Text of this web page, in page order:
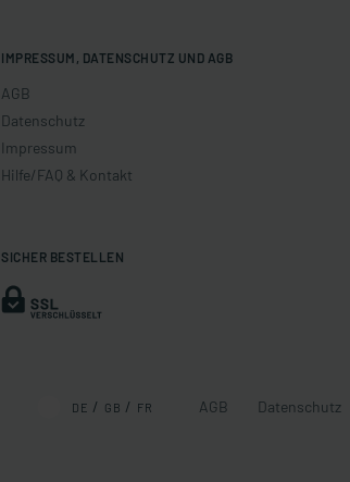
IMPRESSUM, DATENSCHUTZ UND AGB
AGB
Datenschutz
Impressum
Hilfe/FAQ & Kontakt
SICHER BESTELLEN
DE GB FR AGB Datenschutz